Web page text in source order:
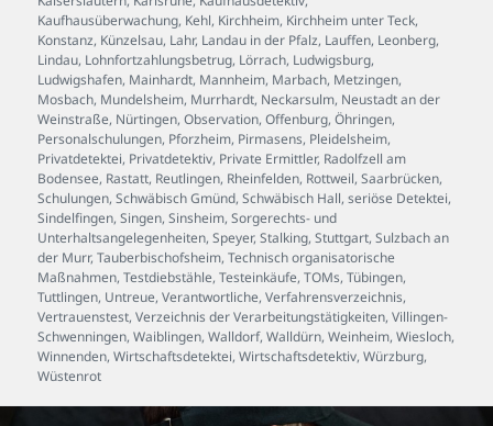
Kaufhausüberwachung, Kehl, Kirchheim, Kirchheim unter Teck,
Konstanz, Künzelsau, Lahr, Landau in der Pfalz, Lauffen, Leonberg,
Lindau, Lohnfortzahlungsbetrug, Lörrach, Ludwigsburg,
Ludwigshafen, Mainhardt, Mannheim, Marbach, Metzingen,
Mosbach, Mundelsheim, Murrhardt, Neckarsulm, Neustadt an der
Weinstraße, Nürtingen,Observation,Offenburg,Öhringen,
Personalschulungen, Pforzheim, Pirmasens, Pleidelsheim,
Privatdetektei, Privatdetektiv, Private Ermittler, Radolfzell am
Bodensee, Rastatt, Reutlingen, Rheinfelden, Rottweil,Saarbrücken,
Schulungen,Schwäbisch Gmünd,Schwäbisch Hall,seriöse Detektei,
Sindelfingen,Singen,Sinsheim,Sorgerechts- und
Unterhaltsangelegenheiten,Speyer,Stalking,Stuttgart,Sulzbach an
der Murr,Tauberbischofsheim,Technisch organisatorische
Maßnahmen,Testdiebstähle,Testeinkäufe,TOMs,Tübingen,
Tuttlingen, Untreue,Verantwortliche,Verfahrensverzeichnis,
Vertrauenstest,Verzeichnis der Verarbeitungstätigkeiten,Villingen-
Schwenningen,Waiblingen,Walldorf,Walldürn,Weinheim,Wiesloch,
Winnenden,Wirtschaftsdetektei,Wirtschaftsdetektiv,Würzburg,
Wüstenrot